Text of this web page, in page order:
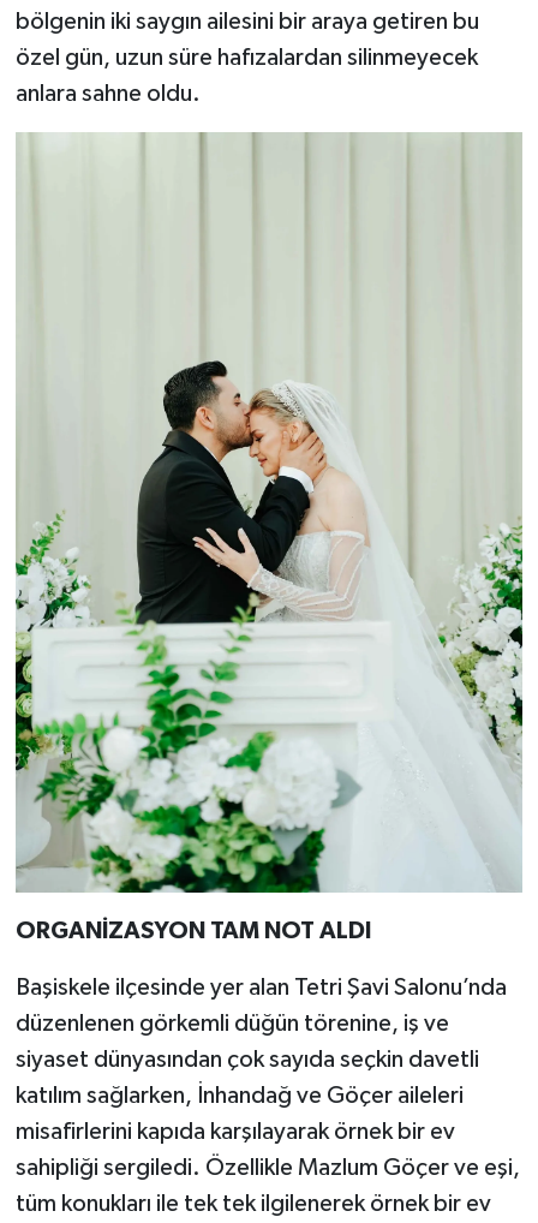
bölgenin iki saygın ailesini bir araya getiren bu
özel gün, uzun süre hafızalardan silinmeyecek
anlara sahne oldu.
ORGANİZASYON TAM NOT ALDI
Başiskele ilçesinde yer alan Tetri Şavi Salonu’nda
düzenlenen görkemli düğün törenine, iş ve
siyaset dünyasından çok sayıda seçkin davetli
katılım sağlarken, İnhandağ ve Göçer aileleri
misafirlerini kapıda karşılayarak örnek bir ev
sahipliği sergiledi. Özellikle Mazlum Göçer ve eşi,
tüm konukları ile tek tek ilgilenerek örnek bir ev